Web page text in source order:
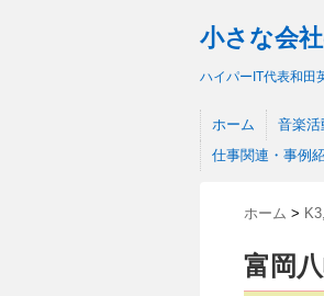
小さな会
ハイパーIT代表和田
ホーム 音楽活
仕事関連・事例
ホーム >
富岡